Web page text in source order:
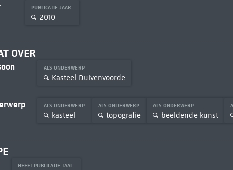
PUBLICATIE JAAR
2010
OVER
ALS ONDERWERP
Kasteel Duivenvoorde
ALS ONDERWERP
kasteel
ALS ONDERWERP
topografie
ALS ONDERWERP
beeldende kunst
HEEFT PUBLICATIE TAAL